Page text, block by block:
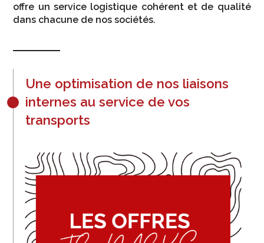
offre un service logistique cohérent et de qualité
dans chacune de nos sociétés.
Une optimisation de nos liaisons
internes au service de vos
transports